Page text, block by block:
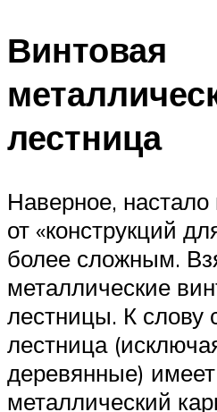
Винтовая
лестница
Наверное,
от «конструкций
более сложным.
металлические
лестницы. К слову
лестница
деревянные)
металлический